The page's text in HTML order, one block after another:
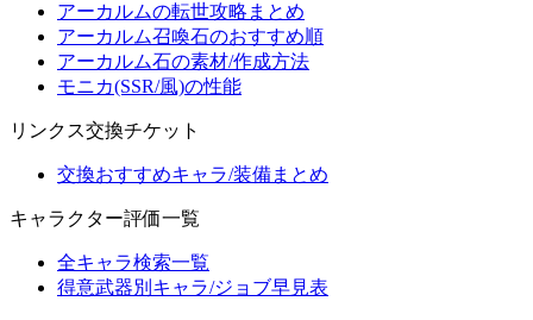
アーカルムの転世攻略まとめ
アーカルム召喚石のおすすめ順
アーカルム石の素材/作成方法
モニカ(SSR/風)の性能
リンクス交換チケット
交換おすすめキャラ/装備まとめ
キャラクター評価一覧
全キャラ検索一覧
得意武器別キャラ/ジョブ早見表